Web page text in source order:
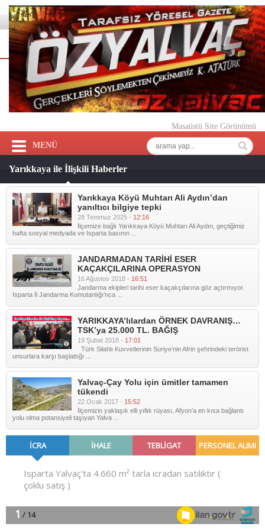
Masaüstü Site Görünümü
MENÜ
Yarıkkaya ile İlişkili Haberler
Yarıkkaya Köyü Muhtarı Ali Aydın’dan
yanıltıcı bilgiye tepki
28 Temmuz 2025 - 12:16
İlçemize bağlı Yarıkkaya Köyü Muhtarı Ali Aydın, geçtiğimiz
hafta sosyal medyada ve Isparta basının ...
JANDARMADAN TARİHİ ESER
KAÇAKÇILARINA OPERASYON
16 Ağustos 2018 - 16:51
Jandarma ekipleri tarihi eser kaçakçılarına göz açtırmıyor.
Isparta İl Jandarma Komutanlığı’nca ...
YARIKKAYA’lılardan ÖRNEK DAVRANIŞ…
TSK’ya 25.000 TL. BAĞIŞ
19 Şubat 2018 - 17:01
Türk Silahlı Kuvvetlerinin Suriye’nin Afrin şehrindeki terörist
unsurlara karşı başlattığı ...
Yalvaç-Çay Yolu için ümitler tamamen
tükendi
22 Ocak 2017 - 15:52
İlçemizin yaklaşık elli yıllık rüyası, Afyon’a en kısa bağlantı
yolu olma potansiyeli taşıyan Yalva ...